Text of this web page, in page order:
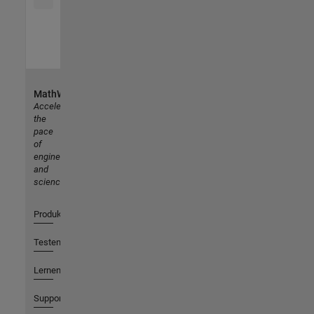
MathWorks
Accelerating
the
pace
of
engineering
and
science
Produkte
Testen oder Kaufen
Lernen
Support